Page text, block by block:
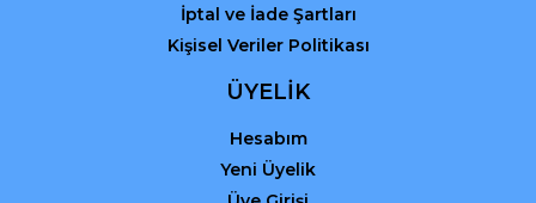
İptal ve İade Şartları
Kişisel Veriler Politikası
ÜYELİK
Hesabım
Yeni Üyelik